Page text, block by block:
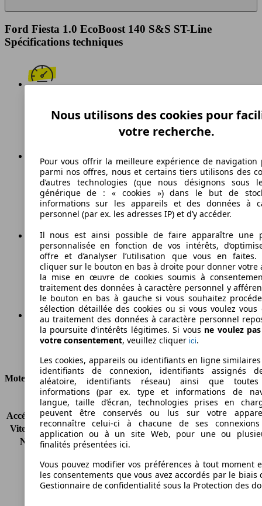
Ford Fiesta 1.0 EcoBoost 140 S&S ST-Line
Spécifications techniques
Essence
Carburant
104 g/km
Émissions de CO2 (combinées)*
Ø 4.5 l/100km
Consommation
Moteur et Puissance
KW (CH)
103 kW (140 PS)
Accélération (0-100 km/h) 9.0s
Vitesse maximale (km/h)
201 km/h
Nombre de vitesses
5
Cylindrée
998 ccm
Carburant
Essence
Nous utilisons des cookies pour
votre recherche.
Pour vous offrir la meilleure expérience de navigation
parmi nos offres, nous et certains tiers utilisons des
d’autres technologies (que nous désignons sous
générique de : « cookies ») dans le but de
informations sur les appareils et des données à
personnel (par ex. les adresses IP) et d’y accéder.
Il nous est ainsi possible de faire apparaître une
personnalisée en fonction de vos intérêts,
offre et d’analyser l’utilisation que vous en faites.
cliquer sur le bouton en bas à droite pour donner votre
la mise en œuvre de cookies soumis à
traitement des données à caractère personnel y
le bouton en bas à gauche si vous souhaitez
sélection détaillée des cookies ou si vous voulez vous
au traitement des données à caractère personnel
la poursuite d’intérêts légitimes. Si vous ne voulez
votre consentement, veuillez cliquer ici.
Les cookies, appareils ou identifiants en ligne
identifiants de connexion, identifiants assignés
aléatoire, identifiants réseau) ainsi que
informations (par ex. type et informations de
langue, taille d’écran, technologies prises en
peuvent être conservés ou lus sur votre
reconnaître celui-ci à chacune de ses
application ou à un site Web, pour une ou
finalités présentées ici.
Vous pouvez modifier vos préférences à tout moment
les consentements que vous avez accordés par le biais
Gestionnaire de confidentialité sous la Protection des